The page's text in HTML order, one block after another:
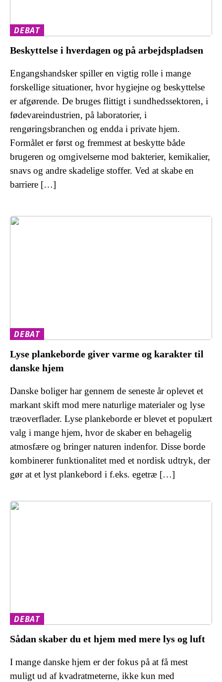
DEBAT
Beskyttelse i hverdagen og på arbejdspladsen
Engangshandsker spiller en vigtig rolle i mange
forskellige situationer, hvor hygiejne og beskyttelse
er afgørende. De bruges flittigt i sundhedssektoren, i
fødevareindustrien, på laboratorier, i
rengøringsbranchen og endda i private hjem.
Formålet er først og fremmest at beskytte både
brugeren og omgivelserne mod bakterier, kemikalier,
snavs og andre skadelige stoffer. Ved at skabe en
barriere […]
DEBAT
Lyse plankeborde giver varme og karakter til
danske hjem
Danske boliger har gennem de seneste år oplevet et
markant skift mod mere naturlige materialer og lyse
træoverflader. Lyse plankeborde er blevet et populært
valg i mange hjem, hvor de skaber en behagelig
atmosfære og bringer naturen indenfor. Disse borde
kombinerer funktionalitet med et nordisk udtryk, der
gør at et lyst plankebord i f.eks. egetræ […]
DEBAT
Sådan skaber du et hjem med mere lys og luft
I mange danske hjem er der fokus på at få mest
muligt ud af kvadratmeterne, ikke kun med